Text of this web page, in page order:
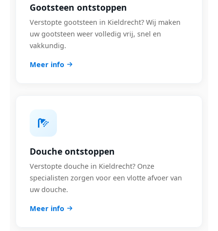
Gootsteen ontstoppen
Verstopte gootsteen in Kieldrecht? Wij maken
uw gootsteen weer volledig vrij, snel en
vakkundig.
Meer info
Douche ontstoppen
Verstopte douche in Kieldrecht? Onze
specialisten zorgen voor een vlotte afvoer van
uw douche.
Meer info